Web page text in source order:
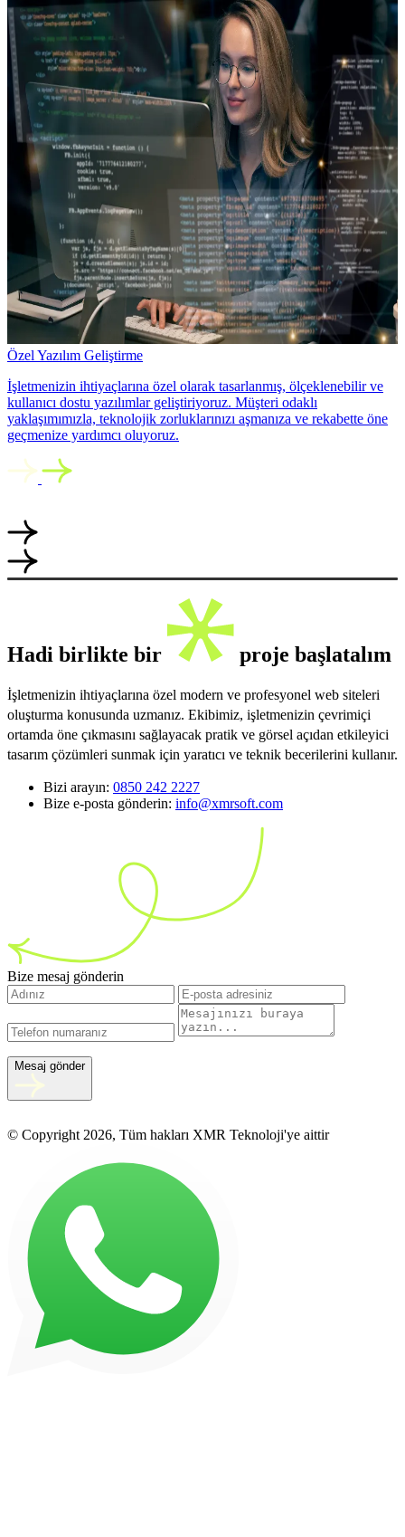
Özel Yazılım Geliştirme
İşletmenizin ihtiyaçlarına özel olarak tasarlanmış, ölçeklenebilir ve
kullanıcı dostu yazılımlar geliştiriyoruz. Müşteri odaklı
yaklaşımımızla, teknolojik zorluklarınızı aşmanıza ve rekabette öne
geçmenize yardımcı oluyoruz.
Hadi birlikte bir proje başlatalım
İşletmenizin ihtiyaçlarına özel modern ve profesyonel web siteleri
oluşturma konusunda uzmanız. Ekibimiz, işletmenizin çevrimiçi
ortamda öne çıkmasını sağlayacak pratik ve görsel açıdan etkileyici
tasarım çözümleri sunmak için yaratıcı ve teknik becerilerini kullanır.
Bizi arayın: 0850 242 2227
Bize e-posta gönderin: info@xmrsoft.com
Bize mesaj gönderin
Mesaj gönder
© Copyright 2026, Tüm hakları XMR Teknoloji'ye aittir